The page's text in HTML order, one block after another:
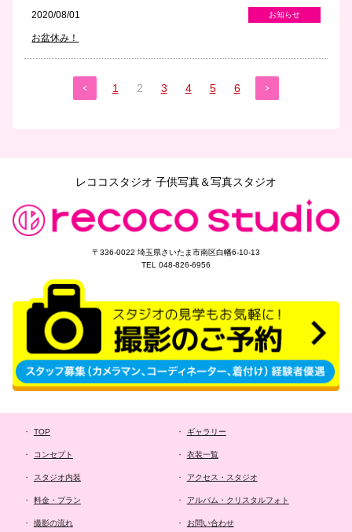
2020/08/01 お知らせ
お盆休み！
1 2 3 4 5 6
レココスタジオ 子供写真＆写真スタジオ
〒336-0022 埼玉県さいたま市南区白幡6-10-13
TEL 048-826-6956
TOP
コンセプト
スタジオ内装
料金・プラン
撮影の流れ
ギャラリー
衣装一覧
アクセス・スタジオ
アルバム・クリスタルフォト
お問い合わせ